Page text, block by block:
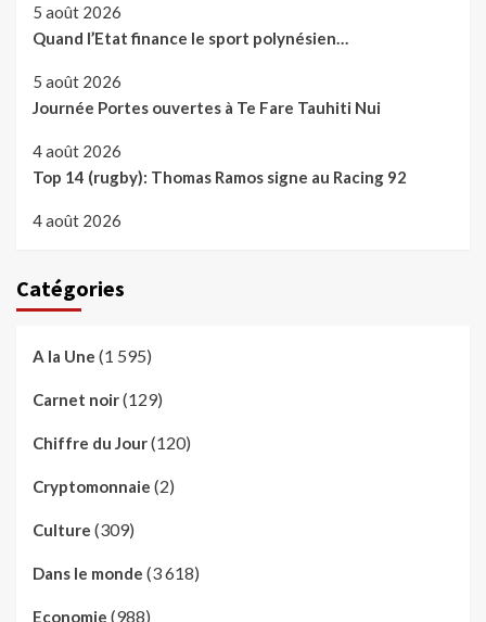
5 août 2026
Quand l’Etat finance le sport polynésien…
5 août 2026
Journée Portes ouvertes à Te Fare Tauhiti Nui
4 août 2026
Top 14 (rugby): Thomas Ramos signe au Racing 92
4 août 2026
Catégories
A la Une (1 595)
Carnet noir(129)
Chiffre du Jour(120)
Cryptomonnaie (2)
Culture (309)
Dans le monde (3 618)
Economie (988)